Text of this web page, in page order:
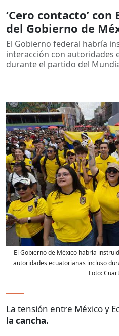
‘Cero contacto’
del Gobierno de
El Gobierno federal habría
interacción con autoridades
durante el partido del
El Gobierno de México habría
autoridades ecuatorianas incluso
Foto:
La tensión entre México y
la cancha.